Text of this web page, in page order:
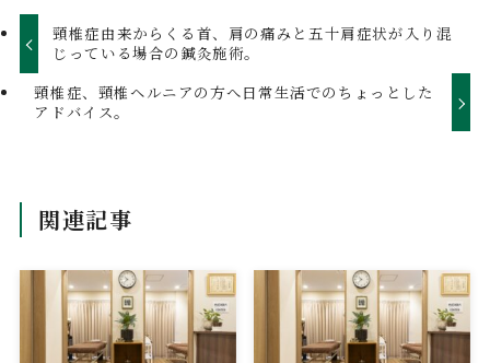
頸椎症由来からくる首、肩の痛みと五十肩症状が入り混
じっている場合の鍼灸施術。
頸椎症、頸椎ヘルニアの方へ日常生活でのちょっとした
アドバイス。
関連記事